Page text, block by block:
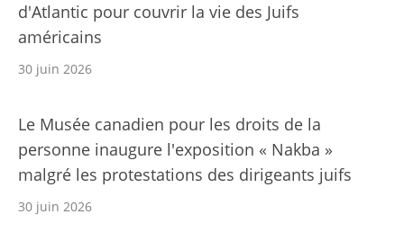
d'Atlantic pour couvrir la vie des Juifs
américains
30 juin 2026
Le Musée canadien pour les droits de la
personne inaugure l'exposition « Nakba »
malgré les protestations des dirigeants juifs
30 juin 2026